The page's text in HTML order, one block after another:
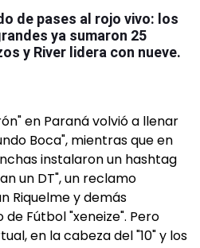
de pases al rojo vivo: los
ya sumaron 25
y River lidera con nueve.
en Paraná volvió a llenar
Boca", mientras que en
instalaron un hashtag
un DT", un reclamo
Riquelme y demás
Fútbol "xeneize". Pero
en la cabeza del "10" y los